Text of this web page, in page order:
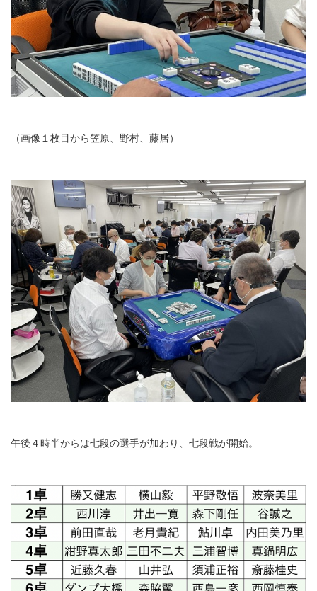
（画像１枚目から笠原、野村、藤居）
午後４時半からは七段の選手が加わり、七段戦が開始。